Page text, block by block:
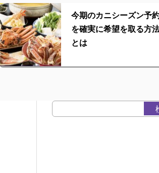
今期のカニシーズン予
を確実に希望を取る方
とは